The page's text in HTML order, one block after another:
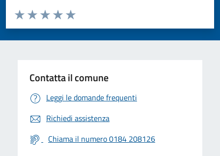
Valuta da 1 a 5 stelle la pagina
Valuta 5 stelle su 5
Valuta 4 stelle su 5
Valuta 3 stelle su 5
Valuta 2 stelle su 5
Valuta 1 stelle su 5
Contatta il comune
Leggi le domande frequenti
Richiedi assistenza
Chiama il numero 0184 208126